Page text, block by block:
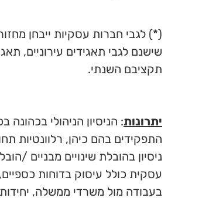
(*) לגבי חברות עסקיות ייבחן
שישנם לגבי תאגידים עירוניים,
תקציבם השנתי.
יתרונות: הניסיון הניהולי
התפקידים בהם כיהן, רלוונטיות
ניסיון בהובלת שינויים מבניים /
עסקית כולל עיסוק בדוחות כספיים,
בעבודה מול משרדי ממשלה,